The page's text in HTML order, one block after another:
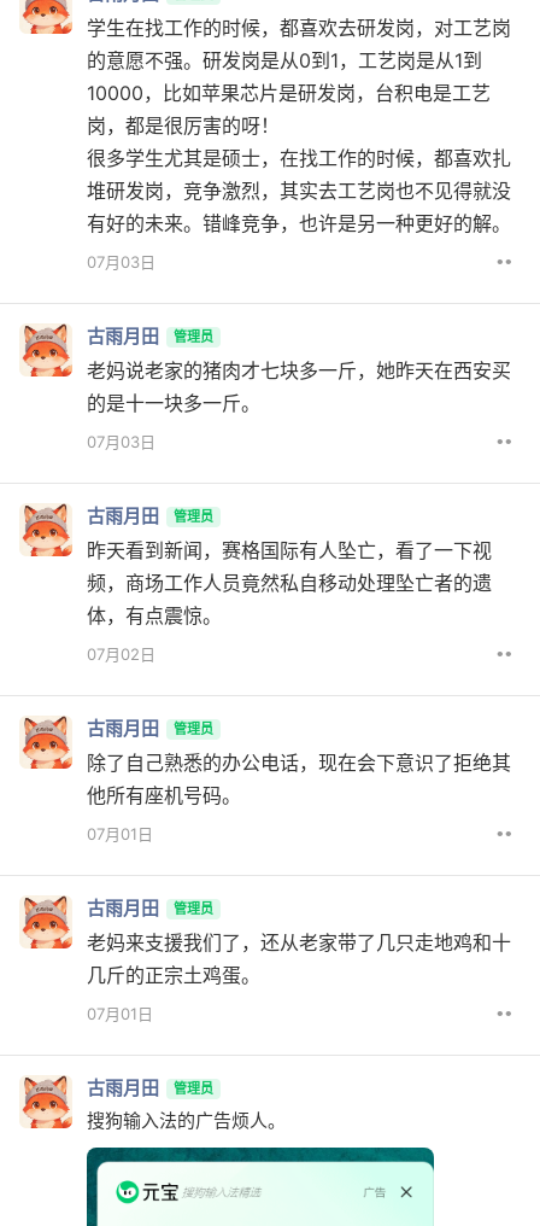
学生在找工作的时候，都喜欢去研发岗，对工艺岗
的意愿不强。研发岗是从0到1，工艺岗是从1到
10000，比如苹果芯片是研发岗，台积电是工艺
岗，都是很厉害的呀！
很多学生尤其是硕士，在找工作的时候，都喜欢扎
堆研发岗，竞争激烈，其实去工艺岗也不见得就没
有好的未来。错峰竞争，也许是另一种更好的解。
07月03日 ••
古雨月田 管理员
老妈说老家的猪肉才七块多一斤，她昨天在西安买
的是十一块多一斤。
07月03日 ••
古雨月田 管理员
昨天看到新闻，赛格国际有人坠亡，看了一下视
频，商场工作人员竟然私自移动处理坠亡者的遗
体，有点震惊。
07月02日 ••
古雨月田 管理员
除了自己熟悉的办公电话，现在会下意识了拒绝其
他所有座机号码。
07月01日 ••
古雨月田 管理员
老妈来支援我们了，还从老家带了几只走地鸡和十
几斤的正宗土鸡蛋。
07月01日 ••
古雨月田 管理员
搜狗输入法的广告烦人。